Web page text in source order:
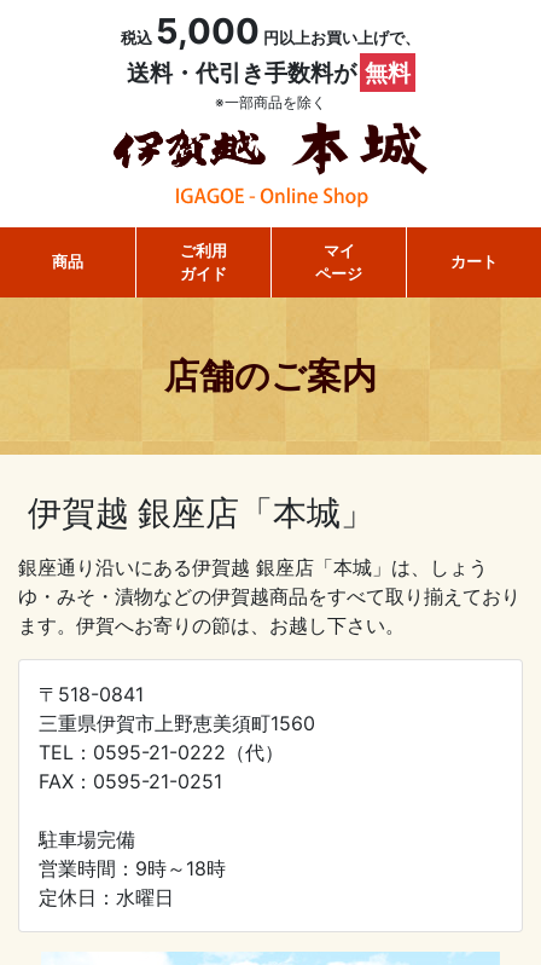
税込 5,000 円以上お買い上げで、
送料・代引き手数料が 無料
※一部商品を除く
商品
ご利用
ガイド
マイ
ページ
カート
店舗のご案内
伊賀越 銀座店「本城」
銀座通り沿いにある伊賀越 銀座店「本城」は、しょう
ゆ・みそ・漬物などの伊賀越商品をすべて取り揃えており
ます。伊賀へお寄りの節は、お越し下さい。
〒518-0841
三重県伊賀市上野恵美須町1560
TEL：0595-21-0222（代）
FAX：0595-21-0251
駐車場完備
営業時間：9時～18時
定休日：水曜日